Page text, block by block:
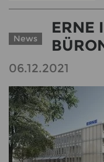
News
ERNE
06.12.2021